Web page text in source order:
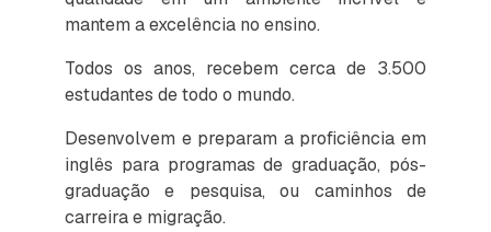
mantem a excelência no ensino.
Todos os anos, recebem cerca de 3.500
estudantes de todo o mundo.
Desenvolvem e preparam a proficiência em
inglês para programas de graduação, pós-
graduação e pesquisa, ou caminhos de
carreira e migração.